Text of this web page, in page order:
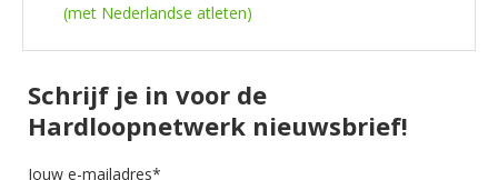
(met Nederlandse atleten)
Schrijf je in voor de
Hardloopnetwerk nieuwsbrief!
Jouw e-mailadres*